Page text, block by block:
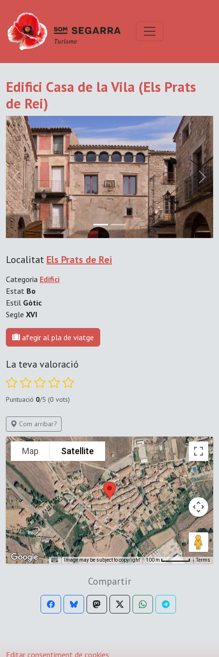
Edifici Casa de la Vila (Els Prats
de Rei)
Previous Next
Localitat Els Prats de Rei
Categoria Edifici
Estat Bo
Estil Gòtic
Segle XVI
afegir al pla de viatge
La teva valoració
Puntuació 0/5 (0 vots)
Com arribar?
Map Satellite
Image may be subject to copyright 100 m Terms
Compartir
Editar consentiment de cookies